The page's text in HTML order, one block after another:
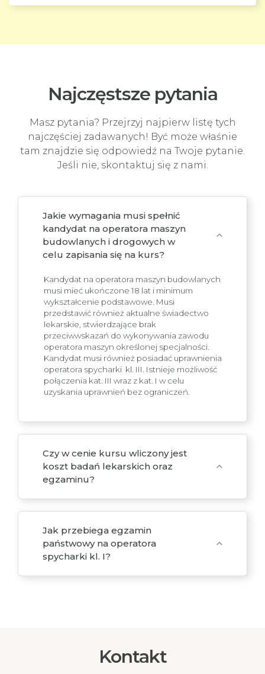
Najczęstsze pytania
Masz pytania? Przejrzyj najpierw listę tych
najczęściej zadawanych! Być może właśnie
tam znajdzie się odpowiedź na Twoje pytanie.
Jeśli nie, skontaktuj się z nami.
Jakie wymagania musi spełnić
kandydat na operatora maszyn
budowlanych i drogowych w
celu zapisania się na kurs?
expand_more
Kandydat na operatora maszyn budowlanych
musi mieć ukończone 18 lat i minimum
wykształcenie podstawowe. Musi
przedstawić również aktualne świadectwo
lekarskie, stwierdzające brak
przeciwwskazań do wykonywania zawodu
operatora maszyn określonej specjalności.
Kandydat musi również posiadać uprawnienia
operatora spycharki kl. III. Istnieje możliwość
połączenia kat. III wraz z kat. I w celu
uzyskania uprawnień bez ograniczeń.
Czy w cenie kursu wliczony jest
koszt badań lekarskich oraz
egzaminu?
expand_more
Jak przebiega egzamin
państwowy na operatora
spycharki kl. I?
expand_more
Kontakt